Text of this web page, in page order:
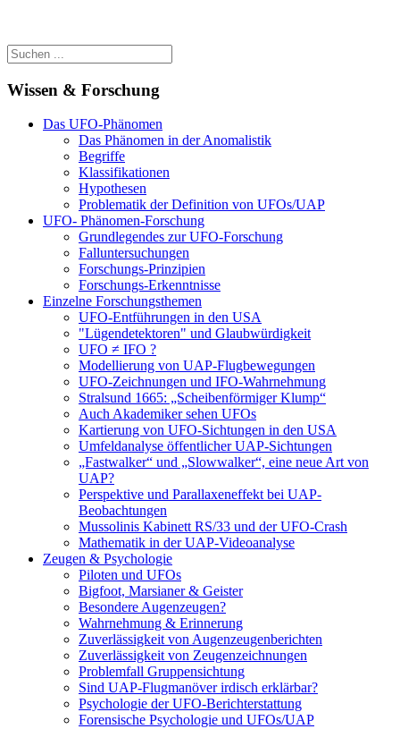
Wissen & Forschung
Das UFO-Phänomen
Das Phänomen in der Anomalistik
Begriffe
Klassifikationen
Hypothesen
Problematik der Definition von UFOs/UAP
UFO- Phänomen-Forschung
Grundlegendes zur UFO-Forschung
Falluntersuchungen
Forschungs-Prinzipien
Forschungs-Erkenntnisse
Einzelne Forschungsthemen
UFO-Entführungen in den USA
"Lügendetektoren" und Glaubwürdigkeit
UFO ≠ IFO ?
Modellierung von UAP-Flugbewegungen
UFO-Zeichnungen und IFO-Wahrnehmung
Stralsund 1665: „Scheibenförmiger Klump“
Auch Akademiker sehen UFOs
Kartierung von UFO-Sichtungen in den USA
Umfeldanalyse öffentlicher UAP-Sichtungen
„Fastwalker“ und „Slowwalker“, eine neue Art von
UAP?
Perspektive und Parallaxeneffekt bei UAP-
Beobachtungen
Mussolinis Kabinett RS/33 und der UFO-Crash
Mathematik in der UAP-Videoanalyse
Zeugen & Psychologie
Piloten und UFOs
Bigfoot, Marsianer & Geister
Besondere Augenzeugen?
Wahrnehmung & Erinnerung
Zuverlässigkeit von Augenzeugenberichten
Zuverlässigkeit von Zeugenzeichnungen
Problemfall Gruppensichtung
Sind UAP-Flugmanöver irdisch erklärbar?
Psychologie der UFO-Berichterstattung
Forensische Psychologie und UFOs/UAP